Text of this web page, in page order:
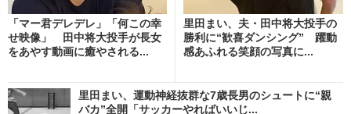
「マー君デレデレ」「何この幸
せ映像」 田中将大投手が長女
をあやす動画に癒やされる...
里田まい、夫・田中将大投手の
勝利に“歓喜ダンシング” 躍動
感あふれる笑顔の写真に...
里田まい、運動神経抜群な7歳長男のシュートに“親
バカ”全開「サッカーやればいいじ...